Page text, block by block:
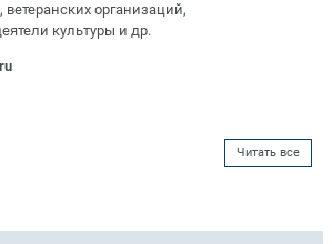
организаций,
культуры и др.
Читать все